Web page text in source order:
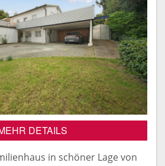
DETAILS
in schöner Lage von